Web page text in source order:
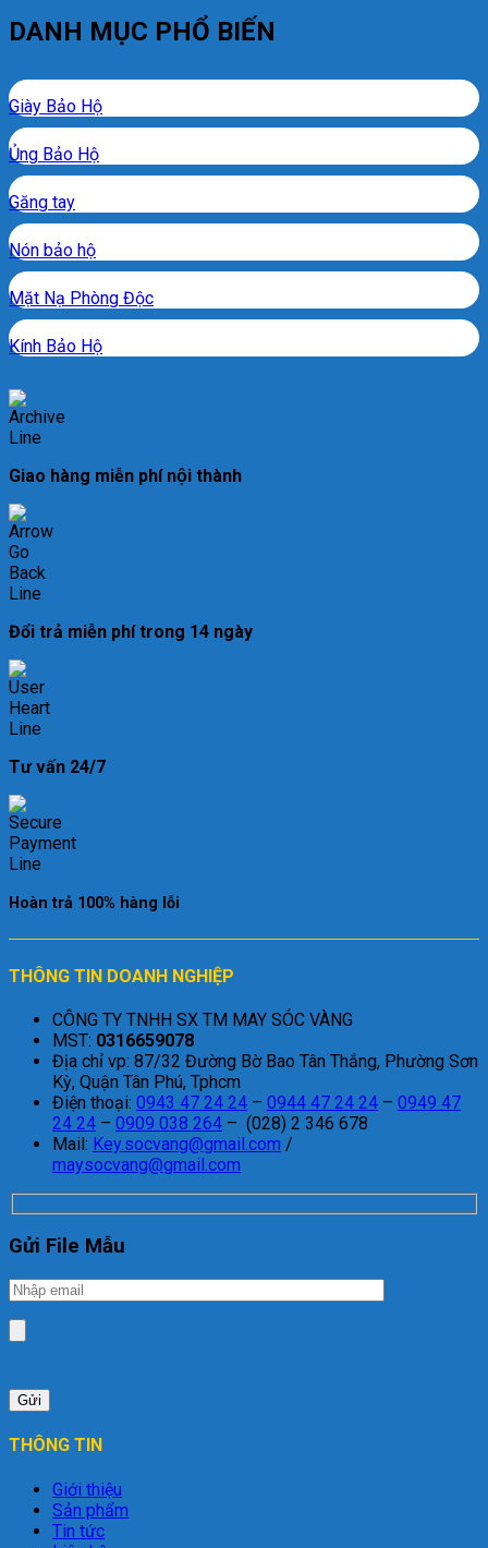
DANH MỤC PHỔ BIẾN
Giày Bảo Hộ
Ủng Bảo Hộ
Găng tay
Nón bảo hộ
Mặt Nạ Phòng Độc
Kính Bảo Hộ
Giao hàng miễn phí nội thành
Đổi trả miễn phí trong 14 ngày
Tư vấn 24/7
Hoàn trả 100% hàng lỗi
THÔNG TIN DOANH NGHIỆP
CÔNG TY TNHH SX TM MAY SÓC VÀNG
MST: 0316659078
Địa chỉ vp: 87/32 Đường Bờ Bao Tân Thắng, Phường Sơn
Kỳ, Quận Tân Phú, Tphcm
Điện thoại: 0943 47 24 24 – 0944 47 24 24 – 0949 47
24 24 – 0909 038 264 – (028) 2 346 678
Mail: Key.socvang@gmail.com /
maysocvang@gmail.com
Gửi File Mẫu
THÔNG TIN
Giới thiệu
Sản phẩm
Tin tức